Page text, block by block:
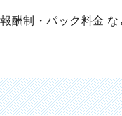
酬制・パック料金